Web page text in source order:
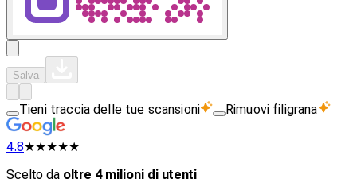
Salva
Tieni traccia delle tue scansioni Rimuovi filigrana
4.8★★★★★
Scelto da oltre 4 milioni di utenti